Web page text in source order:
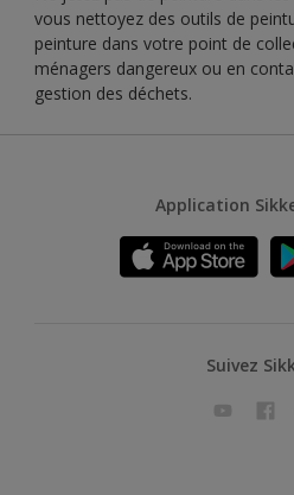
vous nettoyez des outils de
peinture dans votre point de
ménagers dangereux ou en
gestion des déchets.
Application
Suivez